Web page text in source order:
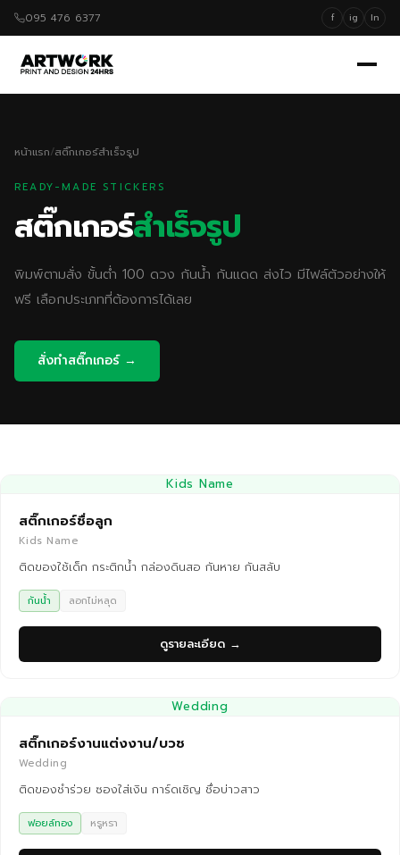
095 476 6377 f ig ln
หน้าแรก/สติ๊กเกอร์สำเร็จรูป
READY-MADE STICKERS
สติ๊กเกอร์สำเร็จรูป
พิมพ์ตามสั่ง ขั้นต่ำ 100 ดวง กันน้ำ กันแดด ส่งไว มีไฟล์ตัวอย่างให้
ฟรี เลือกประเภทที่ต้องการได้เลย
สั่งทำสติ๊กเกอร์ →
Kids Name
สติ๊กเกอร์ชื่อลูก
Kids Name
ติดของใช้เด็ก กระติกน้ำ กล่องดินสอ กันหาย กันสลับ
กันน้ำ ลอกไม่หลุด
ดูรายละเอียด →
Wedding
สติ๊กเกอร์งานแต่งงาน/บวช
Wedding
ติดของชำร่วย ซองใส่เงิน การ์ดเชิญ ชื่อบ่าวสาว
ฟอยล์ทอง หรูหรา